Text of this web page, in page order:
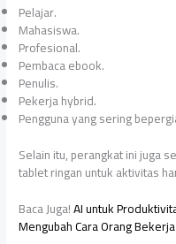
Pelajar.
Mahasiswa.
Profesional.
Pembaca ebook.
Penulis.
Pekerja hybrid.
Pengguna yang sering
Selain itu, perangkat ini juga
tablet ringan untuk aktivitas
Baca Juga!AI untuk
Mengubah Cara Orang Bekerja